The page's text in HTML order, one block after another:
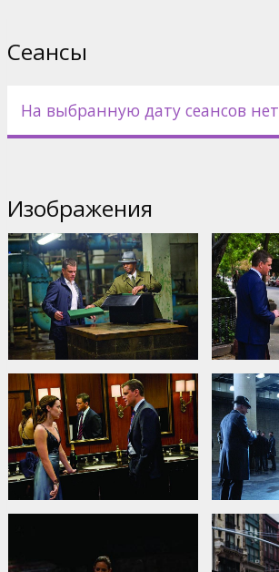
Сеансы
На выбранную дату сеансов нет
Изображения